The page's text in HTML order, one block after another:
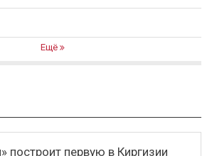
Ещё
построит первую в Киргизии